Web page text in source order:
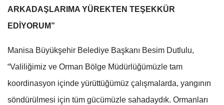
ARKADAŞLARIMA YÜREKTEN TEŞEKKÜR
EDİYORUM”
Manisa Büyükşehir Belediye Başkanı Besim Dutlulu,
“Valiliğimiz ve Orman Bölge Müdürlüğümüzle tam
koordinasyon içinde yürüttüğümüz çalışmalarda, yangının
söndürülmesi için tüm gücümüzle sahadaydık. Ormanları